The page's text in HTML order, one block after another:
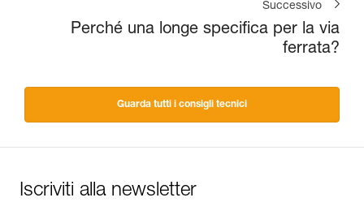
Successivo
Perché una longe specifica per la via
ferrata?
Guarda tutti i consigli tecnici
Iscriviti alla newsletter